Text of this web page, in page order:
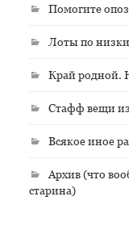
Помогите
Лоты по
Край родной.
Стафф вещи
Всякое иное
Архив (что
старина)